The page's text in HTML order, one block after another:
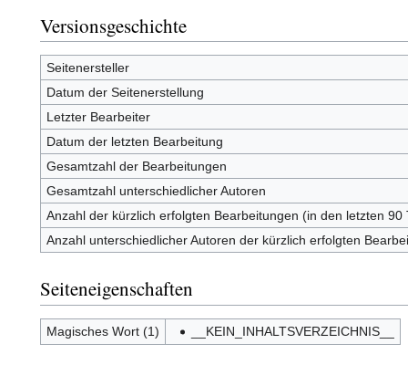
Versionsgeschichte
Seitenersteller
Datum der Seitenerstellung
Letzter Bearbeiter
Datum der letzten Bearbeitung
Gesamtzahl der Bearbeitungen
Gesamtzahl unterschiedlicher Autoren
Anzahl der kürzlich erfolgten Bearbeitungen (in den letzten 90
Anzahl unterschiedlicher Autoren der kürzlich erfolgten
Seiteneigenschaften
Magisches Wort (1) __KEIN_INHALTSVERZEICHNIS__